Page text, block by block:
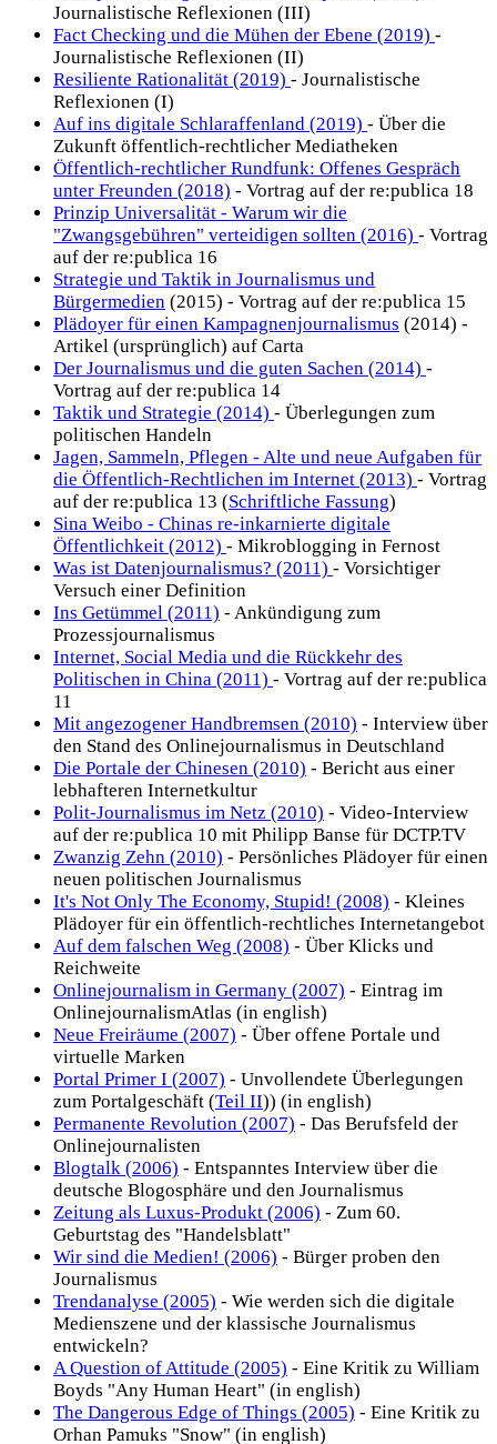
Journalistische Reflexionen (III)
Fact Checking und die Mühen der Ebene (2019) -
Journalistische Reflexionen (II)
Resiliente Rationalität (2019) - Journalistische
Reflexionen (I)
Auf ins digitale Schlaraffenland (2019) - Über die
Zukunft öffentlich-rechtlicher Mediatheken
Öffentlich-rechtlicher Rundfunk: Offenes Gespräch
unter Freunden (2018) - Vortrag auf der re:publica 18
Prinzip Universalität - Warum wir die
"Zwangsgebühren" verteidigen sollten (2016) - Vortrag
auf der re:publica 16
Strategie und Taktik in Journalismus und
Bürgermedien (2015) - Vortrag auf der re:publica 15
Plädoyer für einen Kampagnenjournalismus (2014) -
Artikel (ursprünglich) auf Carta
Der Journalismus und die guten Sachen (2014) -
Vortrag auf der re:publica 14
Taktik und Strategie (2014) - Überlegungen zum
politischen Handeln
Jagen, Sammeln, Pflegen - Alte und neue Aufgaben für
die Öffentlich-Rechtlichen im Internet (2013) - Vortrag
auf der re:publica 13 (Schriftliche Fassung)
Sina Weibo - Chinas re-inkarnierte digitale
Öffentlichkeit (2012) - Mikroblogging in Fernost
Was ist Datenjournalismus? (2011) - Vorsichtiger
Versuch einer Definition
Ins Getümmel (2011) - Ankündigung zum
Prozessjournalismus
Internet, Social Media und die Rückkehr des
Politischen in China (2011) - Vortrag auf der re:publica
11
Mit angezogener Handbremsen (2010) - Interview über
den Stand des Onlinejournalismus in Deutschland
Die Portale der Chinesen (2010) - Bericht aus einer
lebhafteren Internetkultur
Polit-Journalismus im Netz (2010) - Video-Interview
auf der re:publica 10 mit Philipp Banse für DCTP.TV
Zwanzig Zehn (2010) - Persönliches Plädoyer für einen
neuen politischen Journalismus
It's Not Only The Economy, Stupid! (2008) - Kleines
Plädoyer für ein öffentlich-rechtliches Internetangebot
Auf dem falschen Weg (2008) - Über Klicks und
Reichweite
Onlinejournalism in Germany (2007) - Eintrag im
OnlinejournalismAtlas (in english)
Neue Freiräume (2007) - Über offene Portale und
virtuelle Marken
Portal Primer I (2007) - Unvollendete Überlegungen
zum Portalgeschäft (Teil II)) (in english)
Permanente Revolution (2007) - Das Berufsfeld der
Onlinejournalisten
Blogtalk (2006) - Entspanntes Interview über die
deutsche Blogosphäre und den Journalismus
Zeitung als Luxus-Produkt (2006) - Zum 60.
Geburtstag des "Handelsblatt"
Wir sind die Medien! (2006) - Bürger proben den
Journalismus
Trendanalyse (2005) - Wie werden sich die digitale
Medienszene und der klassische Journalismus
entwickeln?
A Question of Attitude (2005) - Eine Kritik zu William
Boyds "Any Human Heart" (in english)
The Dangerous Edge of Things (2005) - Eine Kritik zu
Orhan Pamuks "Snow" (in english)